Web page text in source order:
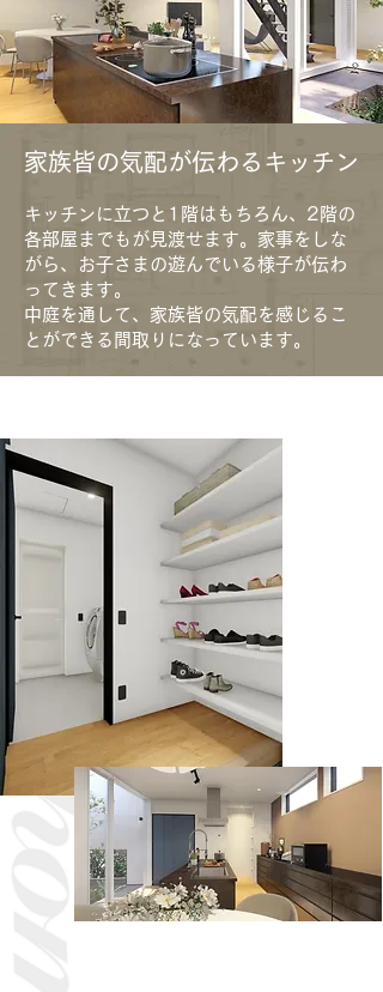
家族皆の気配が伝わるキッチン
キッチンに立つと1階はもちろん、2階の
各部屋までもが見渡せます。家事をしな
がら、お子さまの遊んでいる様子が伝わ
ってきます。
中庭を通して、家族皆の気配を感じるこ
とができる間取りになっています。